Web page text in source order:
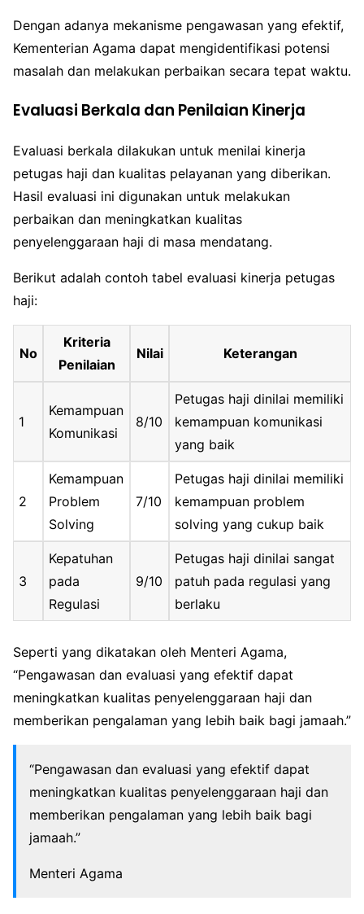
Dengan adanya mekanisme pengawasan yang efektif,
Kementerian Agama dapat mengidentifikasi potensi
masalah dan melakukan perbaikan secara tepat waktu.
Evaluasi Berkala dan Penilaian Kinerja
Evaluasi berkala dilakukan untuk menilai kinerja
petugas haji dan kualitas pelayanan yang diberikan.
Hasil evaluasi ini digunakan untuk melakukan
perbaikan dan meningkatkan kualitas
penyelenggaraan haji di masa mendatang.
Berikut adalah contoh tabel evaluasi kinerja petugas
haji:
No
Kriteria
Penilaian
Nilai Keterangan
1
Kemampuan
Komunikasi
8/10
Petugas haji dinilai memiliki
kemampuan komunikasi
yang baik
2
Kemampuan
Problem
Solving
7/10
Petugas haji dinilai memiliki
kemampuan problem
solving yang cukup baik
3
Kepatuhan
pada
Regulasi
9/10
Petugas haji dinilai sangat
patuh pada regulasi yang
berlaku
Seperti yang dikatakan oleh Menteri Agama,
“Pengawasan dan evaluasi yang efektif dapat
meningkatkan kualitas penyelenggaraan haji dan
memberikan pengalaman yang lebih baik bagi jamaah.”
“Pengawasan dan evaluasi yang efektif dapat
meningkatkan kualitas penyelenggaraan haji dan
memberikan pengalaman yang lebih baik bagi
jamaah.”
Menteri Agama